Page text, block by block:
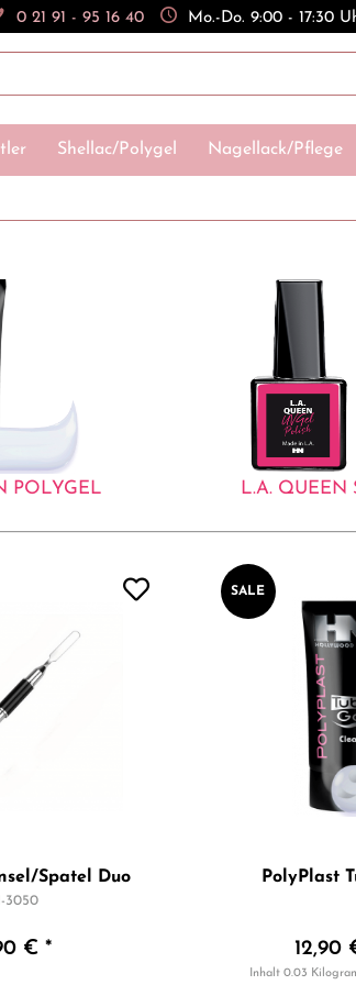
0 21 91 - 95 16 40 Mo.-Do. 9:00 - 17:30
Shellac/Polygel Nagellack/Pflege
POLYGEL L.A. QUEEN
Spatel Duo
3050
€ *
SALE
PolyPlast
12,90
Inhalt 0.03